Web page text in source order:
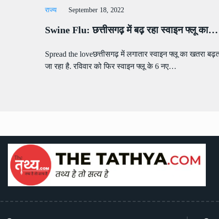
राज्य September 18, 2022
Swine Flu: छत्तीसगढ़ में बढ़ रहा स्वाइन फ्लू का…
Spread the loveछत्तीसगढ़ में लगातार स्वाइन फ्लू का खतरा
जा रहा है. रविवार को फिर स्वाइन फ्लू के 6 नए…